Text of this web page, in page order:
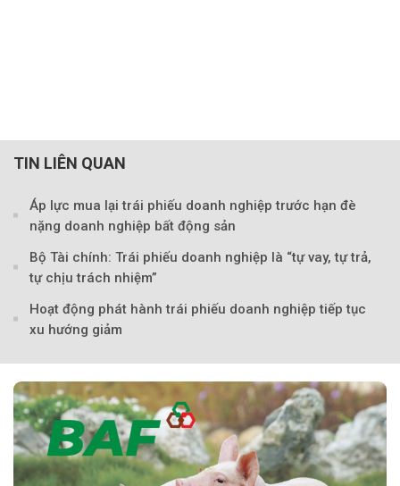
TIN LIÊN QUAN
Áp lực mua lại trái phiếu doanh nghiệp trước hạn đè
nặng doanh nghiệp bất động sản
Bộ Tài chính: Trái phiếu doanh nghiệp là “tự vay, tự trả,
tự chịu trách nhiệm”
Hoạt động phát hành trái phiếu doanh nghiệp tiếp tục
xu hướng giảm